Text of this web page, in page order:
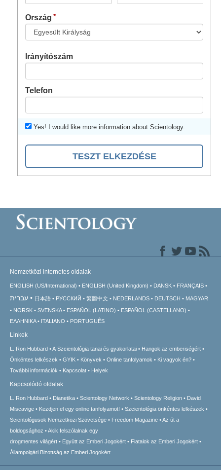
Ország
Irányítószám
Telefon
Yes! I would like more information about Scientology.
TESZT ELKEZDÉSE
Nemzetközi internetes oldalak
ENGLISH (US/International) ENGLISH (United Kingdom) DANSK FRANÇAIS
עברית 日本語 РУССКИЙ 繁體中文 NEDERLANDS DEUTSCH
MAGYAR
NORSK
SVENSKA ESPAÑOL (LATINO)
ESPAÑOL (CASTELLANO)
ΕΛΛΗΝΙΚA
ITALIANO PORTUGUÊS
Linkek
L. Ron Hubbard A Szcientológia tanai és gyakorlatai
Hangok az emberiségért
Önkéntes lelkészek
GYIK Könyvek Online tanfolyamok
Ki vagyok én?
További információk
Kapcsolat Helyek
Kapcsolódó oldalak
L. Ron Hubbard Dianetika Scientology Network Scientology Religion
David
Miscavige
Kezdjen el egy online tanfolyamot!
Szcientológia önkéntes lelkészek
Scientológusok Nemzetközi Szövetsége
Freedom Magazine
Az út a
boldogsághoz
Akik felszólalnak egy
drogmentes világért
Együtt az Emberi Jogokért
Fiatalok az Emberi Jogokért
Állampolgári Bizottság az Emberi Jogokért